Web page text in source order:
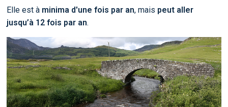
Elle est à minima d'une fois par an, mais peut aller
jusqu’à 12 fois par an.